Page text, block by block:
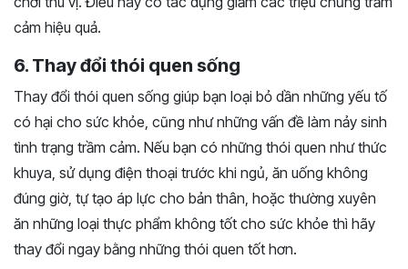
cảm hiệu quả.
6. Thay đổi thói quen sống
Thay đổi thói quen sống giúp bạn loại bỏ dần những yếu tố
có hại cho sức khỏe, cũng như những vấn đề làm nảy sinh
tình trạng trầm cảm. Nếu bạn có những thói quen như thức
khuya, sử dụng điện thoại trước khi ngủ, ăn uống không
đúng giờ, tự tạo áp lực cho bản thân, hoặc thường xuyên
ăn những loại thực phẩm không tốt cho sức khỏe thì hãy
thay đổi ngay bằng những thói quen tốt hơn.